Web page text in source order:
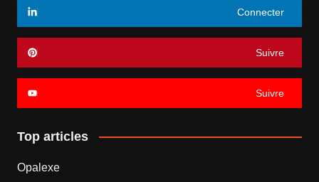
Connecter
Suivre
Suivre
Top articles
Opalexe